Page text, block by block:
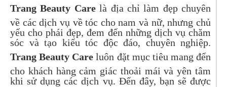
Trang Beauty Carelà địa chỉ làm đẹp chuyên
về các dịch vụ về tóc cho nam và nữ, nhưng chủ
yếu cho phái đẹp, đem đến những dịch vụ chăm
sóc và tạo kiểu tóc độc đáo, chuyên nghiệp.
Trang Beauty Care luôn đặt mục tiêu mang đến
cho khách hàng cảm giác thoải mái và yên tâm
khi sử dụng các dịch vụ. Đến đây, bạn sẽ được